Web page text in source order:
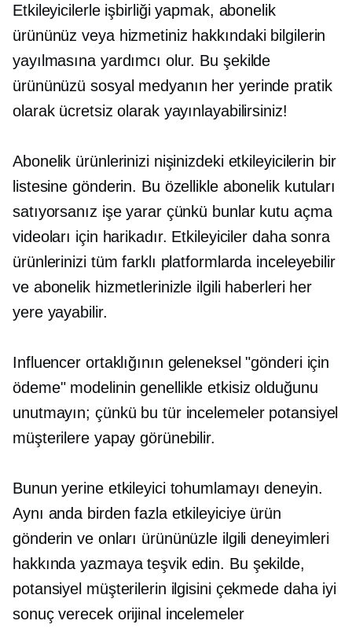
Etkileyicilerle işbirliği yapmak, abonelik
ürününüz veya hizmetiniz hakkındaki bilgilerin
yayılmasına yardımcı olur. Bu şekilde
ürününüzü sosyal medyanın her yerinde pratik
olarak ücretsiz olarak yayınlayabilirsiniz!
Abonelik ürünlerinizi nişinizdeki etkileyicilerin bir
listesine gönderin. Bu özellikle abonelik kutuları
satıyorsanız işe yarar çünkü bunlar kutu açma
videoları için harikadır. Etkileyiciler daha sonra
ürünlerinizi tüm farklı platformlarda inceleyebilir
ve abonelik hizmetlerinizle ilgili haberleri her
yere yayabilir.
Influencer ortaklığının geleneksel "gönderi için
ödeme" modelinin genellikle etkisiz olduğunu
unutmayın; çünkü bu tür incelemeler potansiyel
müşterilere yapay görünebilir.
Bunun yerine etkileyici tohumlamayı deneyin.
Aynı anda birden fazla etkileyiciye ürün
gönderin ve onları ürününüzle ilgili deneyimleri
hakkında yazmaya teşvik edin. Bu şekilde,
potansiyel müşterilerin ilgisini çekmede daha iyi
sonuç verecek orijinal incelemeler